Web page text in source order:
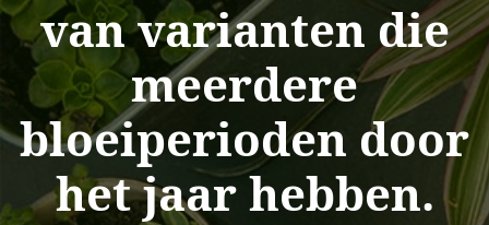
van varianten die
meerdere
bloeiperioden door
het jaar hebben.